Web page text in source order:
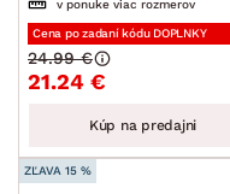
v ponuke viac rozmerov
Cena po zadaní kódu DOPLNKY
21.24 €
24.99 €
Kúp na predajni
ZĽAVA 15 %